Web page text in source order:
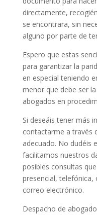
directamente,
se encontrara, sin
alguno por parte de
Espero que estas
para garantizar la
en especial teniendo
menor que debe ser
abogados en
Si deseáis tener más
contactarme a través
adecuado. No dudéis
facilitamos nuestros
posibles consultas
presencial, telefónica,
correo electrónico.
Despacho de